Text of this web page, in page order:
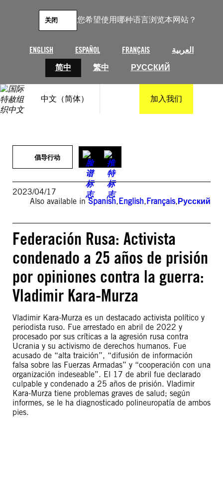
您希望使用哪种语言浏览本网站？
ENGLISH ESPAÑOL FRANÇAIS
العربية
简中
繁中 РУССКИЙ
关闭
中文（简体） 加入我们
倡导行动
2023/04/17
Also available inSpanish,English,Français,Русский
Federación Rusa: Activista
condenado a 25 años de prisión
por opiniones contra la guerra:
Vladimir Kara-Murza
Vladimir Kara-Murza es un destacado activista político y
periodista ruso. Fue arrestado en abril de 2022 y
procesado por sus críticas a la agresión rusa contra
Ucrania y su activismo de derechos humanos. Fue
acusado de “alta traición”, “difusión de información
falsa sobre las Fuerzas Armadas” y “cooperación con una
organización indeseable”. El 17 de abril fue declarado
culpable y condenado a 25 años de prisión. Vladimir
Kara-Murza tiene problemas graves de salud; según
informes, se le ha diagnosticado polineuropatía de ambos
pies.